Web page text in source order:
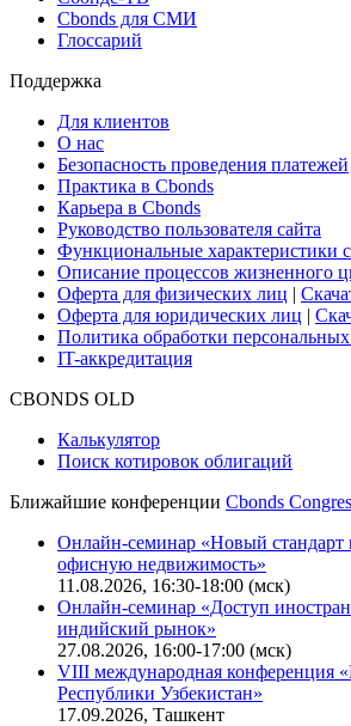
Cbonds для СМИ
Глоссарий
Поддержка
Для клиентов
О нас
Безопасность проведения платежей
Практика в Cbonds
Карьера в Cbonds
Руководство пользователя сайта
Функциональные характеристики
Описание процессов жизненного
Оферта для физических лиц |
Оферта для юридических лиц |
Политика обработки
IT-аккредитация
CBONDS OLD
Калькулятор
Поиск котировок облигаций
Ближайшие конференции Cbonds
Онлайн-семинар «Новый стандарт
офисную недвижимость»
11.08.2026, 16:30-18:00 (мск)
Онлайн-семинар «Доступ
индийский рынок»
27.08.2026, 16:00-17:00 (мск)
VIII международная конференция
Республики Узбекистан»
17.09.2026, Ташкент